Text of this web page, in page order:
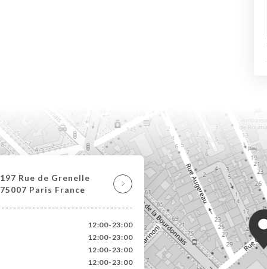
197 Rue de Grenelle
75007 Paris France
12:00-23:00
12:00-23:00
12:00-23:00
12:00-23:00